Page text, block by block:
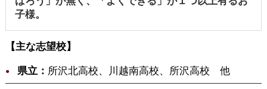
子様。
【主な志望校】
県立： 所沢北高校、川越南高校、所沢高校 他